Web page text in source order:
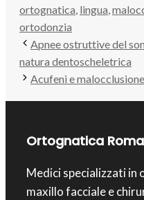
ortognatica, lingua,
ortodonzia
Apnee ostruttive del
natura dentoscheletrica
Acufeni e
Ortognatica Roma
Medici specializzati
maxillo facciale e